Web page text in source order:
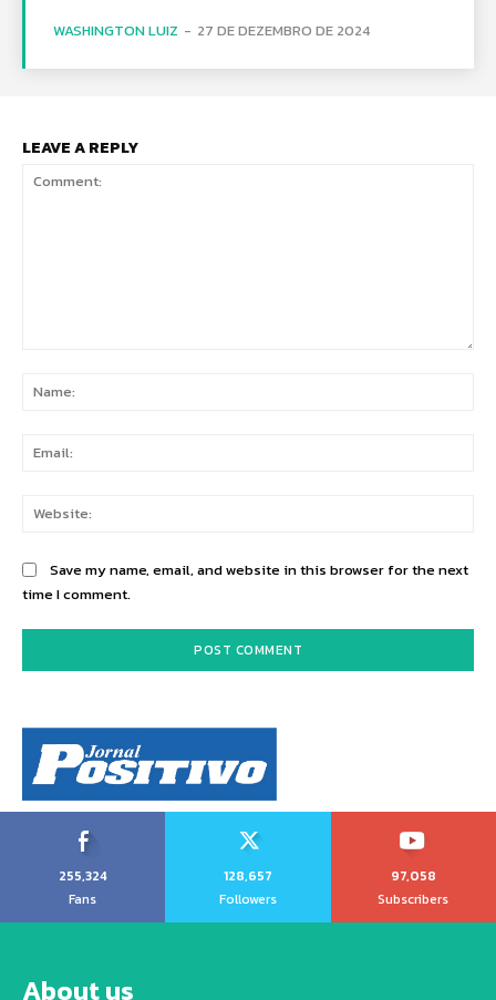
WASHINGTON LUIZ - 27 DE DEZEMBRO DE 2024
LEAVE A REPLY
Save my name, email, and website in this browser for the next
time I comment.
255,324
Fans
128,657
Followers
97,058
Subscribers
About us